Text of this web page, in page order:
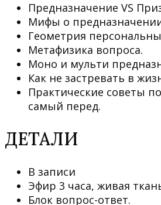
Предназначение VS
Мифы о
Геометрия
Метафизика вопроса.
Моно и мульти
Как не застревать в
Практические советы
самый перед.
ДЕТАЛИ
В записи
Эфир 3 часа, живая
Блок вопрос-ответ.